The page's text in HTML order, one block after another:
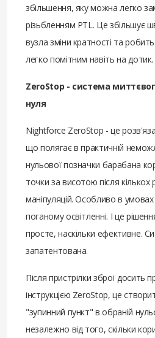
збільшення, яку можна легко
різьбленням PTL. Це збільшує
вузла зміни кратності та
легко помітним навіть на дотик.
ZeroStop - система
нуля
Nightforce ZeroStop - це
що полягає в практичній
нульової позначки барабана
точки за висотою після кількох
маніпуляцій. Особливо в
поганому освітленні. І це
просте, наскільки ефективне.
запатентована.
Після пристрілки зброї досить
інструкцією ZeroStop, це
"зупинний пункт" в обраній
незалежно від того, скільки